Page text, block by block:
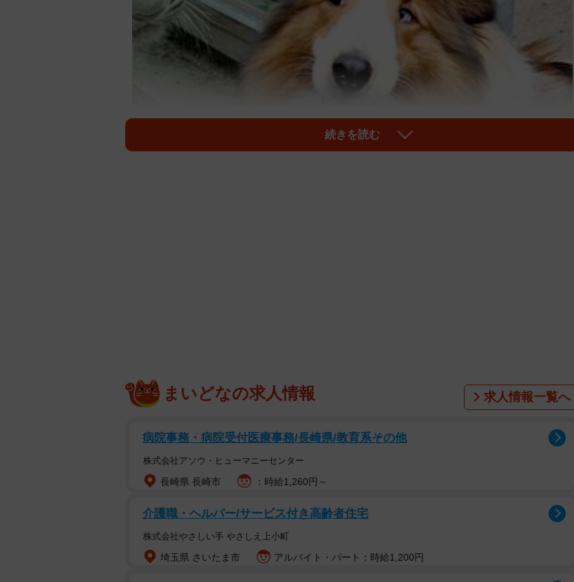
Xユーザーの「むじゅっとてんちゃん」さん（@mujyutendon）が投稿した1枚の写真が大き
な話題を集めています。写っているのは、シェルティ犬の男の子「天（てん）」ちゃん（2
続きを読む
まいどなの求人情報 求人情報一覧へ
病院事務・病院受付医療事務/長崎県/教育系その他
株式会社アソウ・ヒューマニーセンター
長崎県 長崎市 ：時給1,260円～
介護職・ヘルパー/サービス付き高齢者住宅
株式会社やさしい手 やさしえ上小町
埼玉県 さいたま市 アルバイト・パート：時給1,200円